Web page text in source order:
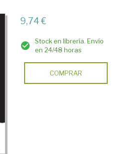
9,74 €
Stock en librería. Envío
en 24/48 horas
COMPRAR